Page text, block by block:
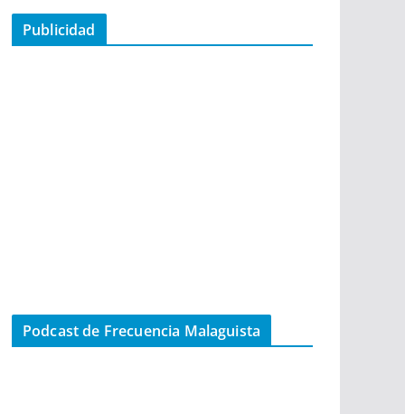
Publicidad
Podcast de Frecuencia Malaguista